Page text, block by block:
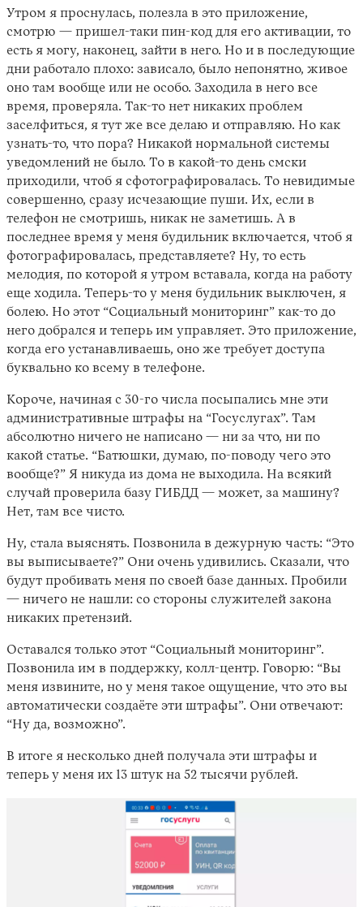
Утром я проснулась, полезла в это приложение,
смотрю — пришел-таки пин-код для его активации, то
есть я могу, наконец, зайти в него. Но и в последующие
дни работало плохо: зависало, было непонятно, живое
оно там вообще или не особо. Заходила в него все
время, проверяла. Так-то нет никаких проблем
заселфиться, я тут же все делаю и отправляю. Но как
узнать-то, что пора? Никакой нормальной системы
уведомлений не было. То в какой-то день смски
приходили, чтоб я сфотографировалась. То невидимые
совершенно, сразу исчезающие пуши. Их, если в
телефон не смотришь, никак не заметишь. А в
последнее время у меня будильник включается, чтоб я
фотографировалась, представляете? Ну, то есть
мелодия, по которой я утром вставала, когда на работу
еще ходила. Теперь-то у меня будильник выключен, я
болею. Но этот “Социальный мониторинг” как-то до
него добрался и теперь им управляет. Это приложение,
когда его устанавливаешь, оно же требует доступа
буквально ко всему в телефоне.
Короче, начиная с 30-го числа посыпались мне эти
административные штрафы на “Госуслугах”. Там
абсолютно ничего не написано — ни за что, ни по
какой статье. “Батюшки, думаю, по-поводу чего это
вообще?” Я никуда из дома не выходила. На всякий
случай проверила базу ГИБДД — может, за машину?
Нет, там все чисто.
Ну, стала выяснять. Позвонила в дежурную часть: “Это
вы выписываете?” Они очень удивились. Сказали, что
будут пробивать меня по своей базе данных. Пробили
— ничего не нашли: со стороны служителей закона
никаких претензий.
Оставался только этот “Социальный мониторинг”.
Позвонила им в поддержку, колл-центр. Говорю: “Вы
меня извините, но у меня такое ощущение, что это вы
автоматически создаёте эти штрафы”. Они отвечают:
“Ну да, возможно”.
В итоге я несколько дней получала эти штрафы и
теперь у меня их 13 штук на 52 тысячи рублей.